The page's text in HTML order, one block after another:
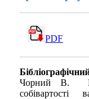
PDF
Чорний В.